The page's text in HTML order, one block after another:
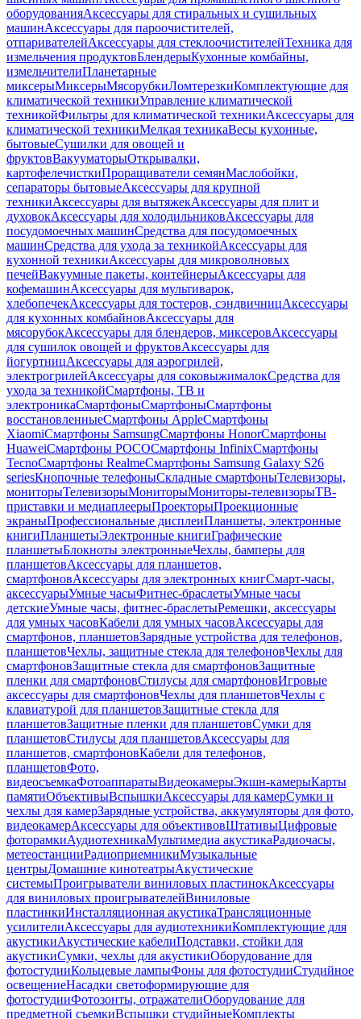
оборудованияАксессуары для стиральных и сушильных
машинАксессуары для пароочистителей,
отпаривателейАксессуары для стеклоочистителейТехника для
измельчения продуктовБлендерыКухонные комбайны,
измельчителиПланетарные
миксерыМиксерыМясорубкиЛомтерезкиКомплектующие для
климатической техникиУправление климатической
техникойФильтры для климатической техникиАксессуары для
климатической техникиМелкая техникаВесы кухонные,
бытовыеСушилки для овощей и
фруктовВакууматорыОткрывалки,
картофелечисткиПроращиватели семянМаслобойки,
сепараторы бытовыеАксессуары для крупной
техникиАксессуары для вытяжекАксессуары для плит и
духовокАксессуары для холодильниковАксессуары для
посудомоечных машинСредства для посудомоечных
машинСредства для ухода за техникойАксессуары для
кухонной техникиАксессуары для микроволновых
печейВакуумные пакеты, контейнерыАксессуары для
кофемашинАксессуары для мультиварок,
хлебопечекАксессуары для тостеров, сэндвичницАксессуары
для кухонных комбайновАксессуары для
мясорубокАксессуары для блендеров, миксеровАксессуары
для сушилок овощей и фруктовАксессуары для
йогуртницАксессуары для аэрогрилей,
электрогрилейАксессуары для соковыжималокСредства для
ухода за техникойСмартфоны, ТВ и
электроникаСмартфоныСмартфоныСмартфоны
восстановленныеСмартфоны AppleСмартфоны
XiaomiСмартфоны SamsungСмартфоны HonorСмартфоны
HuaweiСмартфоны POCOСмартфоны InfinixСмартфоны
TecnoСмартфоны RealmeСмартфоны Samsung Galaxy S26
seriesКнопочные телефоныСкладные смартфоныТелевизоры,
мониторыТелевизорыМониторыМониторы-телевизорыТВ-
приставки и медиаплеерыПроекторыПроекционные
экраныПрофессиональные дисплеиПланшеты, электронные
книгиПланшетыЭлектронные книгиГрафические
планшетыБлокноты электронныеЧехлы, бамперы для
планшетовАксессуары для планшетов,
смартфоновАксессуары для электронных книгСмарт-часы,
аксессуарыУмные часыФитнес-браслетыУмные часы
детскиеУмные часы, фитнес-браслетыРемешки, аксессуары
для умных часовКабели для умных часовАксессуары для
смартфонов, планшетовЗарядные устройства для телефонов,
планшетовЧехлы, защитные стекла для телефоновЧехлы для
смартфоновЗащитные стекла для смартфоновЗащитные
пленки для смартфоновСтилусы для смартфоновИгровые
аксессуары для смартфоновЧехлы для планшетовЧехлы с
клавиатурой для планшетовЗащитные стекла для
планшетовЗащитные пленки для планшетовСумки для
планшетовСтилусы для планшетовАксессуары для
планшетов, смартфоновКабели для телефонов,
планшетовФото,
видеосъемкаФотоаппаратыВидеокамерыЭкшн-камерыКарты
памятиОбъективыВспышкиАксессуары для камерСумки и
чехлы для камерЗарядные устройства, аккумуляторы для фото,
видеокамерАксессуары для объективовШтативыЦифровые
фоторамкиАудиотехникаМультимедиа акустикаРадиочасы,
метеостанцииРадиоприемникиМузыкальные
центрыДомашние кинотеатрыАкустические
системыПроигрыватели виниловых пластинокАксессуары
для виниловых проигрывателейВиниловые
пластинкиИнсталляционная акустикаТрансляционные
усилителиАксессуары для аудиотехникиКомплектующие для
акустикиАкустические кабелиПодставки, стойки для
акустикиСумки, чехлы для акустикиОборудование для
фотостудииКольцевые лампыФоны для фотостудииСтудийное
освещениеНасадки светоформирующие для
фотостудииФотозонты, отражателиОборудование для
предметной съемкиВспышки студийныеКомплекты